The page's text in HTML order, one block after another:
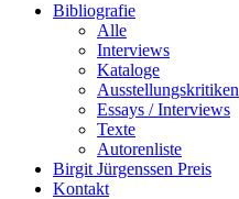
Bibliografie
Alle
Interviews
Kataloge
Ausstellungskritiken
Essays / Interviews
Texte
Autorenliste
Birgit Jürgenssen Preis
Kontakt